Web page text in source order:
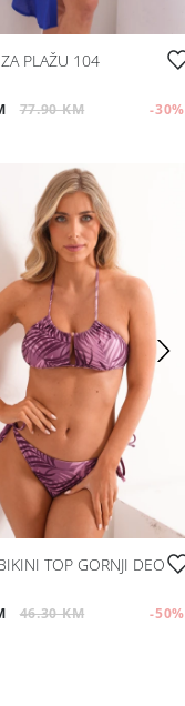
PLAŽU 104
77.90 KM -30%
TOP GORNJI DEO
46.30 KM -50%